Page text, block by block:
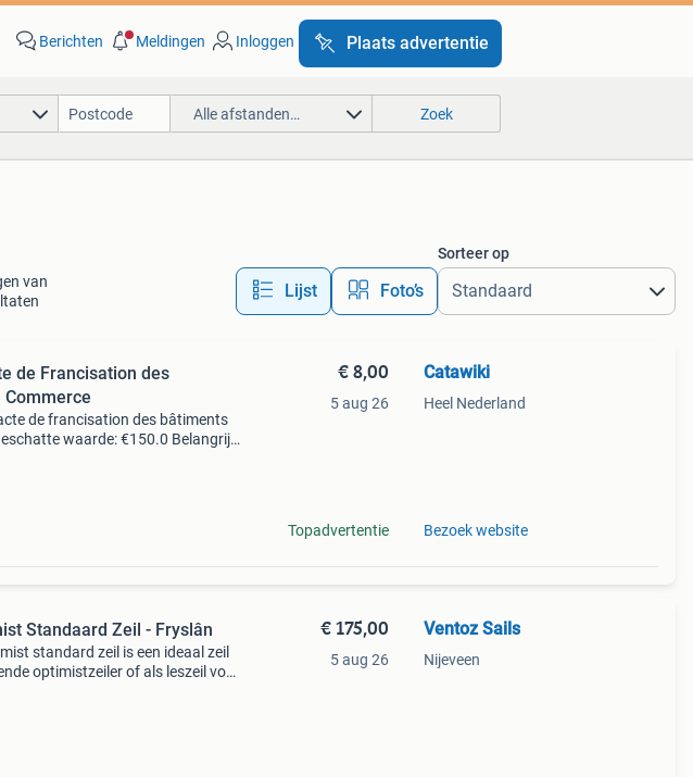
Berichten Meldingen Inloggen Plaats advertentie
Alle afstanden… Zoek
van
Lijst Foto’s
Sorteer op
de Francisation des
Commerce
de francisation des bâtiments
waarde: €150.0 Belangrijk:
€ 8,00
5 aug 26
Topadvertentie
Catawiki
Heel Nederland
Bezoek website
Standaard Zeil - Fryslân
standard zeil is een ideaal zeil
optimistzeiler of als leszeil voor
€ 175,00
5 aug 26
Ventoz Sails
Nijeveen